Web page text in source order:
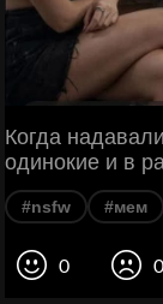
Когда
одинокие и в
#nsfw #мем
0 0